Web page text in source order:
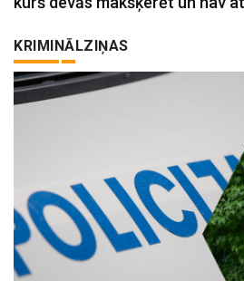
KRIMINĀLZIŅAS